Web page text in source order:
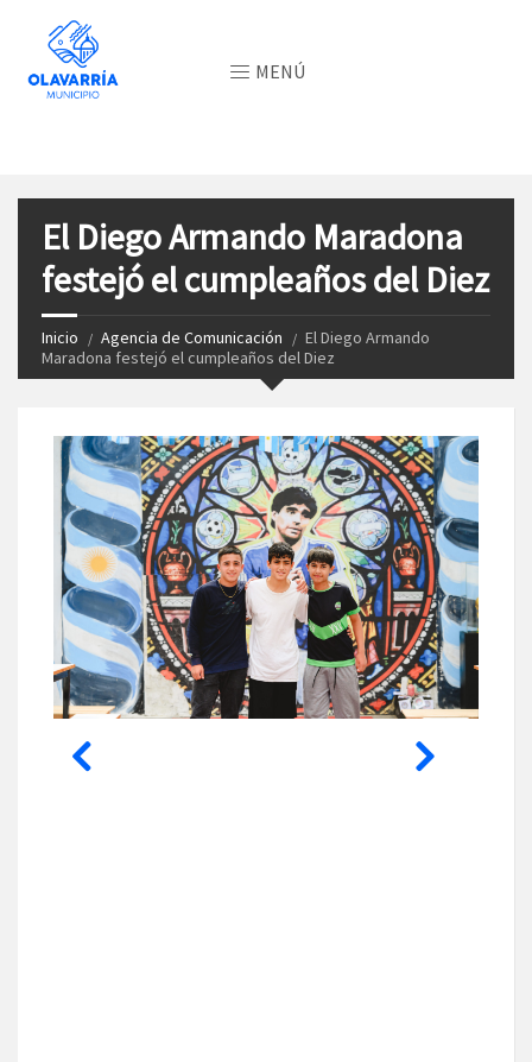
MENÚ
El Diego Armando Maradona
festejó el cumpleaños del Diez
Inicio Agencia de Comunicación
El Diego Armando
Maradona festejó el cumpleaños del Diez